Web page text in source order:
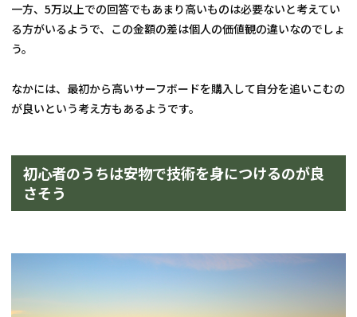
一方、5万以上での回答でもあまり高いものは必要ないと考えてい
る方がいるようで、この金額の差は個人の価値観の違いなのでしょ
う。
なかには、最初から高いサーフボードを購入して自分を追いこむの
が良いという考え方もあるようです。
初心者のうちは安物で技術を身につけるのが良
さそう